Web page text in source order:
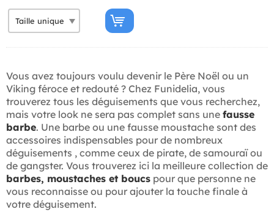
Vous avez toujours voulu devenir le Père Noël ou un
Viking féroce et redouté ? Chez Funidelia, vous
trouverez tous les déguisements que vous recherchez,
mais votre look ne sera pas complet sans une fausse
barbe. Une barbe ou une fausse moustache sont des
accessoires indispensables pour de nombreux
déguisements , comme ceux de pirate, de samouraï ou
de gangster. Vous trouverez ici la meilleure collection de
barbes, moustaches et boucs pour que personne ne
vous reconnaisse ou pour ajouter la touche finale à
votre déguisement.